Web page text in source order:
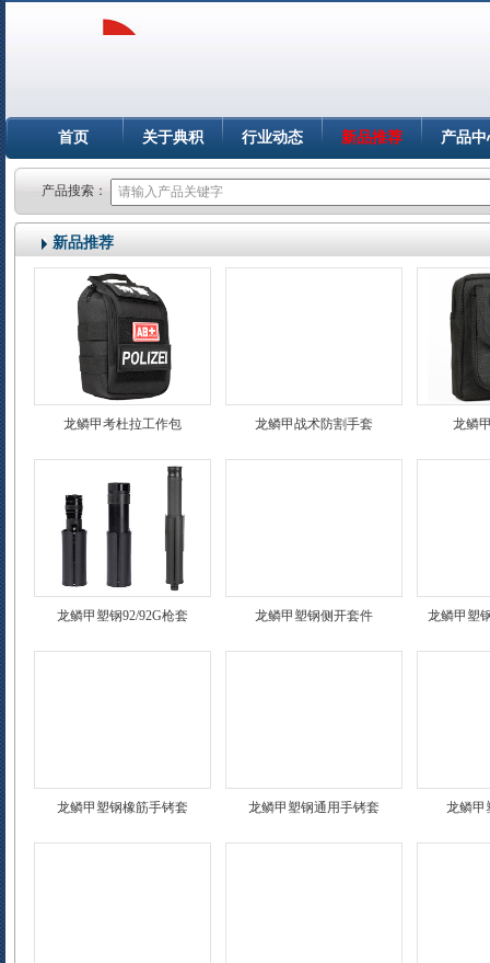
首页 关于典积 行业动态 新品推荐 产品中
产品搜索：
新品推荐
龙鳞甲考杜拉工作包 龙鳞甲战术防割手套 龙鳞
龙鳞甲塑钢92/92G枪套 龙鳞甲塑钢侧开套件 龙鳞甲塑
龙鳞甲塑钢橡筋手铐套 龙鳞甲塑钢通用手铐套 龙鳞甲